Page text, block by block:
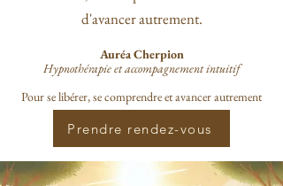
d'avancer autrement.
Auréa Cherpion
Hypnothérapie et accompagnement intuitif
Pour se libérer, se comprendre et avancer autrement
Prendre rendez-vous